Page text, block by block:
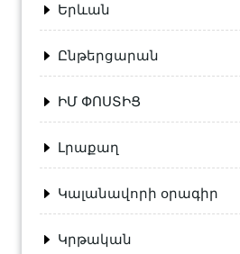
Երևան
Ընթերցարան
ԻՄ ՓՈՍՏԻՑ
Լրաքաղ
Կալանավորի օրագիր
Կրթական